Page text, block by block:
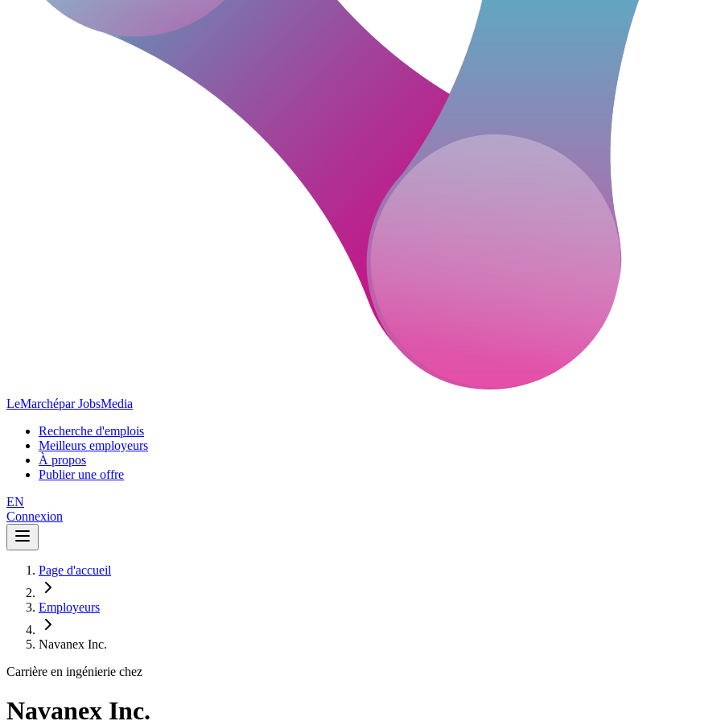
LeMarchépar JobsMedia
Recherche d'emplois
Meilleurs employeurs
À propos
Publier une offre
EN
Connexion
Page d'accueil
Employeurs
Navanex Inc.
Carrière en ingénierie chez
Navanex Inc.